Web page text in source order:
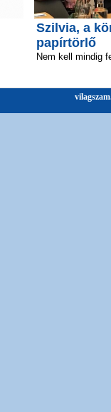
Szilvia, a
papírtörlő
Nem kell mindig